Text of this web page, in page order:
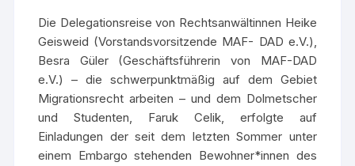
Die Delegationsreise von Rechtsanwältinnen Heike
Geisweid (Vorstandsvorsitzende MAF- DAD e.V.),
Besra Güler (Geschäftsführerin von MAF-DAD
e.V.) – die schwerpunktmäßig auf dem Gebiet
Migrationsrecht arbeiten – und dem Dolmetscher
und Studenten, Faruk Celik, erfolgte auf
Einladungen der seit dem letzten Sommer unter
einem Embargo stehenden Bewohner*innen des